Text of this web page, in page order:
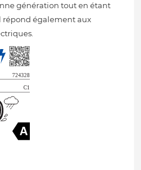
génération tout en étant
répond également aux